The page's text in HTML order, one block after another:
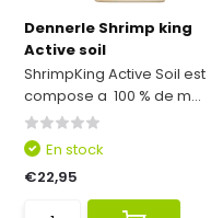
Dennerle Shrimp king
Active soil
ShrimpKing Active Soil est
compose a 100 % de m...
En stock
€22,95